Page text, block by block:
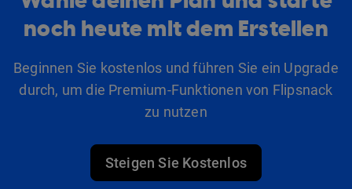
noch heute mit dem Erstellen
Beginnen Sie kostenlos und führen Sie ein Upgrade
durch, um die Premium-Funktionen von Flipsnack
zu nutzen
Steigen Sie Kostenlos